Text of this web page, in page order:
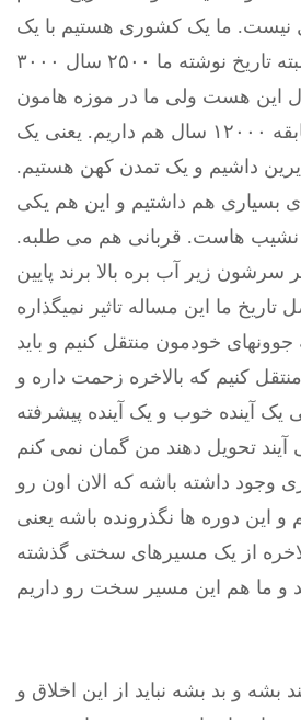
یا ۸ سال نیست. ما یک کشوری هستیم با یک
تاریخ طولانی. البته تاریخ نوشته ما ۲۵۰۰ سال ۳۰۰۰
این هست ولی ما در موزه هامون
اشیایی با سابقه ۱۲۰۰۰ سال هم داریم. یعنی یک
داشیم و یک تمدن کهن هستیم.
بسیاری هم داشتیم و این هم یکی
نشیب هاست. قربانی هم می طلبه.
سرشون زیر آب بره بالا برند پایین
تاریخ ما این مساله تاثیر نمیگذاره
جوونهای خودمون منتقل کنیم و باید
کنیم که بالاخره زحمت داره و
یک آینده خوب و یک آینده پیشرفته
آیند تحویل دهند من گمان نمی کنم
وجود داشته باشه که الان اون رو
و این دوره ها نگذرونده باشه یعنی
از یک مسیرهای سختی گذشته
بشه و بد بشه نباید از این اخلاق و